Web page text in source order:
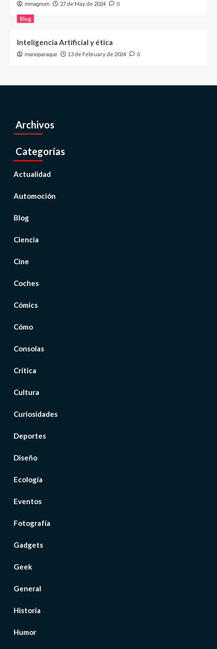
mmagnum 27 de May de 2024 0
Blog
Inteligencia Artificial y ética
marioparaque 13 de February de 2024 0
Archivos
Categorías
Actualidad
Automoción
Blog
Ciencia
Cine
Coches
Cómics
Cómo
Consolas
Crítica
Cultura
Curiosidades
Deportes
Diseño
Ecología
Eventos
Fotografía
Gadgets
Geek
General
Historia
Humor